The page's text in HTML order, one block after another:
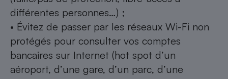
différentes personnes…) ;
• Évitez de passer par les réseaux Wi-Fi non
protégés pour consulter vos comptes
bancaires sur Internet (hot spot d’un
aéroport, d’une gare, d’un parc, d’une